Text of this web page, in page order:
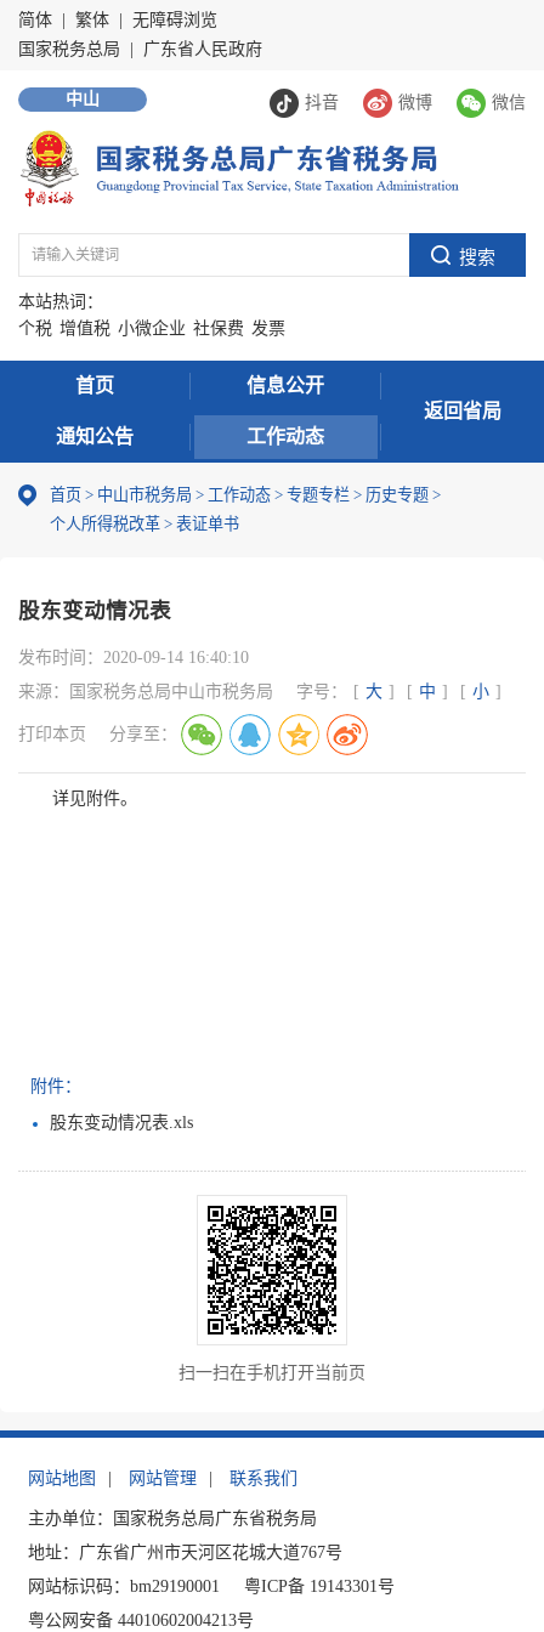
简体 繁体
无障碍浏览
国家税务总局
广东省人民政府
抖音 微博 微信
中山
本站热词：
个税 增值税 小微企业 社保费 发票
首页 信息公开
通知公告 工作动态
返回省局
首页 > 中山市税务局 > 工作动态 > 专题专栏 > 历史专题 >
个人所得税改革 > 表证单书
股东变动情况表
发布时间： 2020-09-14 16:40:10
来源：
国家税务总局中山市税务局 字号： [ 大 ] [ 中 ] [ 小 ]
打印本页 分享至：
详见附件。
附件：
股东变动情况表.xls
扫一扫在手机打开当前页
网站地图 网站管理 联系我们
主办单位：国家税务总局广东省税务局
地址：广东省广州市天河区花城大道767号
网站标识码：bm29190001
粤ICP备 19143301号
粤公网安备 44010602004213号